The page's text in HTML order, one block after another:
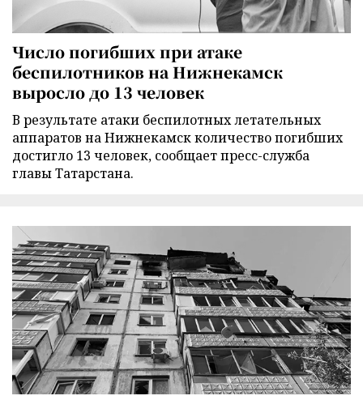
Число погибших при атаке
беспилотников на Нижнекамск
выросло до 13 человек
В результате атаки беспилотных летательных
аппаратов на Нижнекамск количество погибших
достигло 13 человек, сообщает пресс-служба
главы Татарстана.